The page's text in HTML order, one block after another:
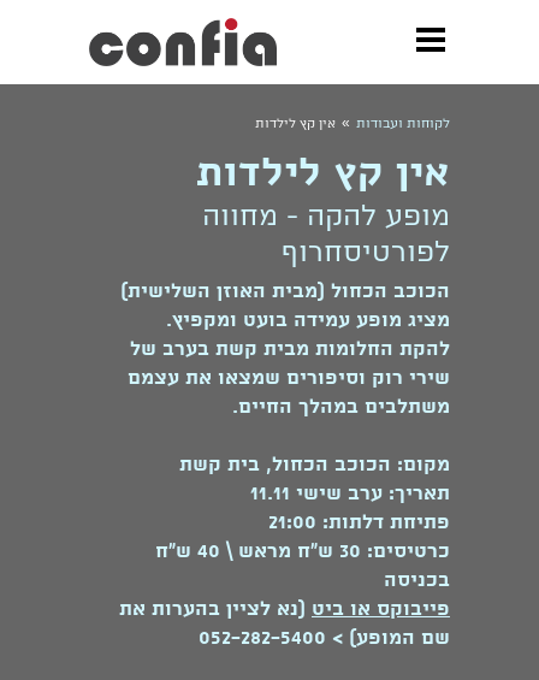
לקוחות ועבודות » אין קץ לילדות
אין קץ לילדות
מופע להקה - מחווה
לפורטיסחרוף
הכוכב הכחול (מבית האוזן השלישית)
מציג מופע עמידה בועט ומקפיץ.
להקת החלומות מבית קשת בערב של
שירי רוק וסיפורים שמצאו את עצמם
משתלבים במהלך החיים.
מקום: הכוכב הכחול, בית קשת
תאריך: ערב שישי 11.11
פתיחת דלתות: 21:00
כרטיסים: 30 ש״ח מראש \ 40 ש״ח
בכניסה
פייבוקס או ביט (נא לציין בהערות את
שם המופע) > 052-282-5400